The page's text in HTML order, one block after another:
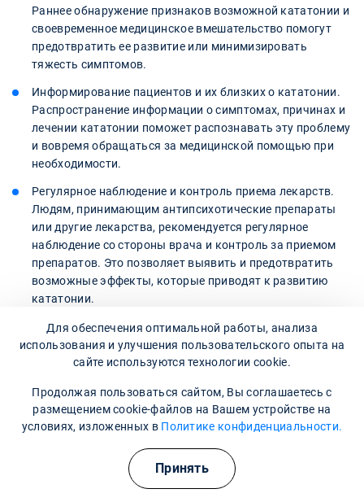
Раннее обнаружение признаков возможной кататонии и
своевременное медицинское вмешательство помогут
предотвратить ее развитие или минимизировать
тяжесть симптомов.
Информирование пациентов и их близких о кататонии.
Распространение информации о симптомах, причинах и
лечении кататонии поможет распознавать эту проблему
и вовремя обращаться за медицинской помощью при
необходимости.
Регулярное наблюдение и контроль приема лекарств.
Людям, принимающим антипсихотические препараты
или другие лекарства, рекомендуется регулярное
наблюдение со стороны врача и контроль за приемом
препаратов. Это позволяет выявить и предотвратить
возможные эффекты, которые приводят к развитию
кататонии.
Мнение эксперта
нарушение двигательной активности и отсутствие
реакции на внешние стимулы. Это серьезное
психическое расстройство, характеризующееся
стереотипными и монотонными движениями.
Люцидный интервал для больного, когда он может
адекватно реагировать на окружающую
Для обеспечения оптимальной работы, анализа
использования и улучшения пользовательского опыта на
сайте используются технологии cookie.
Продолжая пользоваться сайтом, Вы соглашаетесь с
размещением cookie-файлов на Вашем устройстве на
условиях, изложенных в Политике конфиденциальности.
Принять